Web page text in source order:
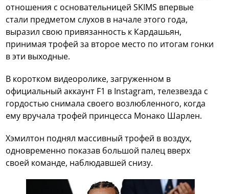
отношения с основательницей SKIMS впервые
стали предметом слухов в начале этого года,
выразил свою привязанность к Кардашьян,
принимая трофей за второе место по итогам гонки
в эти выходные.
В коротком видеоролике, загруженном в
официальный аккаунт F1 в Instagram, телезвезда с
гордостью снимала своего возлюбленного, когда
ему вручала трофей принцесса Монако Шарлен.
Хэмилтон поднял массивный трофей в воздух,
одновременно показав большой палец вверх
своей команде, наблюдавшей снизу.